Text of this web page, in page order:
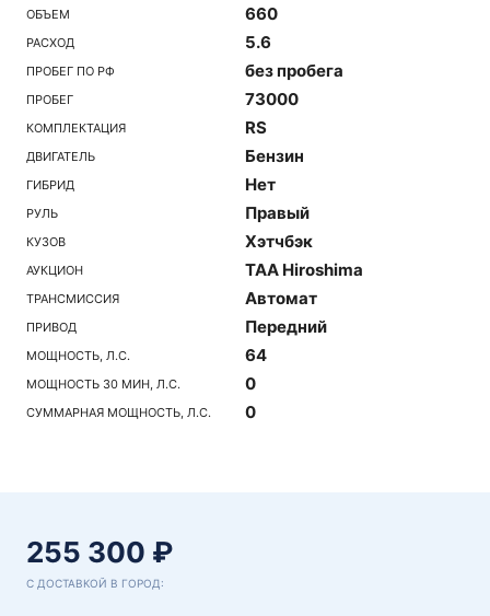
ОБЪЕМ 660
РАСХОД 5.6
ПРОБЕГ ПО РФ без пробега
ПРОБЕГ 73000
КОМПЛЕКТАЦИЯ RS
ДВИГАТЕЛЬ Бензин
ГИБРИД Нет
РУЛЬ Правый
КУЗОВ Хэтчбэк
АУКЦИОН TAA Hiroshima
ТРАНСМИССИЯ Автомат
ПРИВОД Передний
МОЩНОСТЬ, Л.С. 64
МОЩНОСТЬ 30 МИН, Л.С. 0
СУММАРНАЯ МОЩНОСТЬ, Л.С. 0
255 300 ₽
С ДОСТАВКОЙ В ГОРОД: